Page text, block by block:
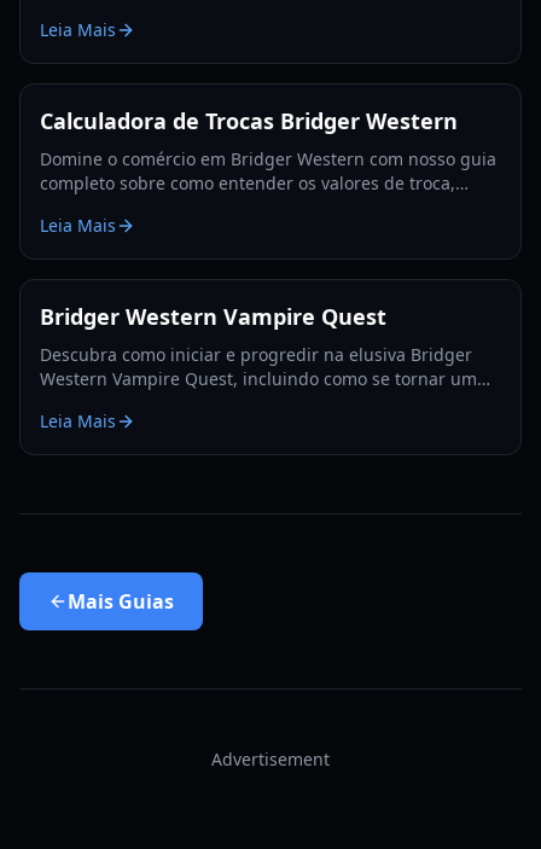
Leia Mais
Calculadora de Trocas Bridger Western
Domine o comércio em Bridger Western com nosso guia
completo sobre como entender os valores de troca,
informadas.
Leia Mais
Bridger Western Vampire Quest
Descubra como iniciar e progredir na elusiva Bridger
Western Vampire Quest, incluindo como se tornar um
Leia Mais
Mais Guias
Advertisement